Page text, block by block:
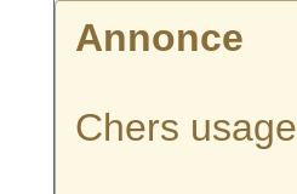
Annonce
Chers